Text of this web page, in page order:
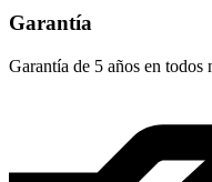
Garantía
Garantía de 5 años en todos